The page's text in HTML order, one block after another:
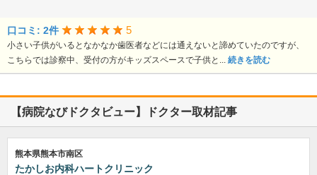
口コミ: 2件 5
小さい子供がいるとなかなか歯医者などには通えないと諦めていたのですが、
こちらでは診察中、受付の方がキッズスペースで子供と... 続きを読む
【病院なびドクタビュー】ドクター取材記事
熊本県熊本市南区
たかしお内科ハートクリニック